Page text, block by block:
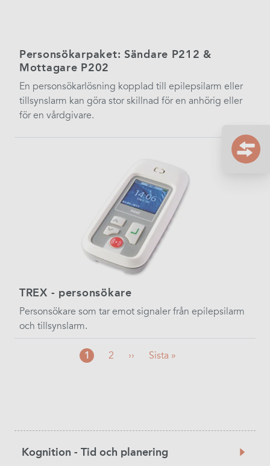
Personsökarpaket: Sändare P212 &
Mottagare P202
En personsökarlösning kopplad till epilepsilarm eller
tillsynslarm kan göra stor skillnad för en anhörig eller
för en vårdgivare.
TREX - personsökare
Personsökare som tar emot​ signaler från epilepsilarm
och tillsynslarm.
Nuvarande
1 Sida
2
Nästa
››
Sista
Sista »
Category
Kognition - Tid och planering